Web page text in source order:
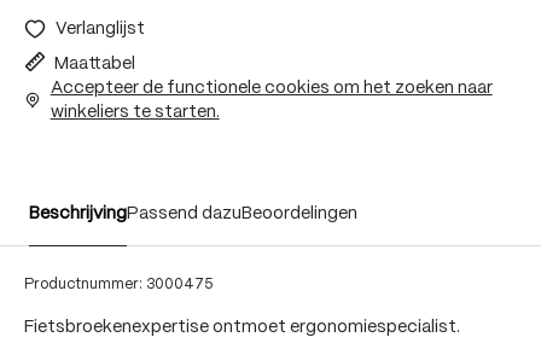
Verlanglijst
Maattabel
Accepteer de functionele cookies om het zoeken naar
winkeliers te starten.
BeschrijvingPassend dazu Beoordelingen
Productnummer: 3000475
Fietsbroekenexpertise ontmoet ergonomiespecialist.